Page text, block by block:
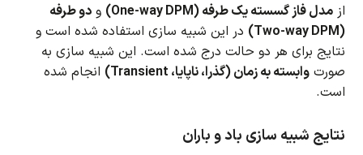
ازمدل فاز گسسته یک طرفه (One-way DPM) ودو طرفه
(Two-way DPM)
در این شبیه سازی استفاده شده است و
نتایج برای هر دو حالت درج شده است. این شبیه سازی به
صورتوابسته به زمان (گذرا، ناپایا، Transient)
انجام شده
است.
نتایج شبیه سازی باد و باران